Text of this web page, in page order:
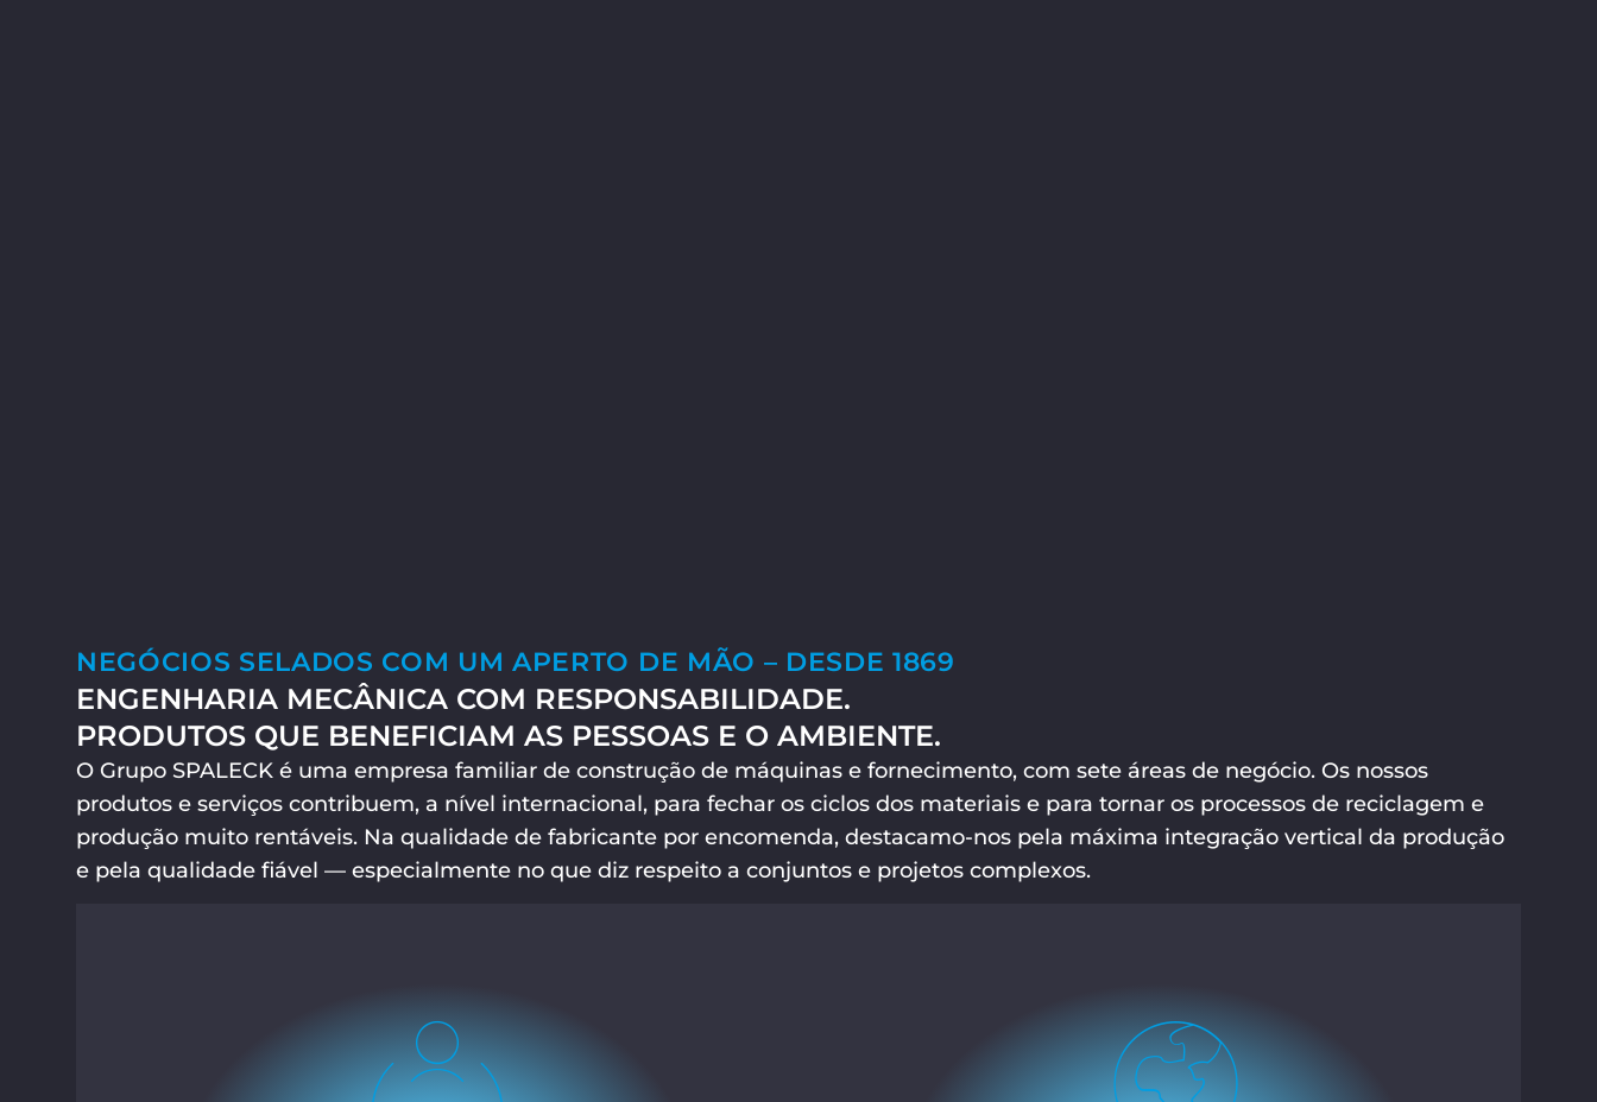
NEGÓCIOS SELADOS COM UM APERTO DE MÃO – DESDE 1869
ENGENHARIA MECÂNICA COM RESPONSABILIDADE.
PRODUTOS QUE BENEFICIAM AS PESSOAS E O AMBIENTE.
O Grupo SPALECK é uma empresa familiar de construção de máquinas e fornecimento, com sete áreas de negócio. Os nossos
produtos e serviços contribuem, a nível internacional, para fechar os ciclos dos materiais e para tornar os processos de reciclagem e
produção muito rentáveis. Na qualidade de fabricante por encomenda, destacamo-nos pela máxima integração vertical da produção
e pela qualidade fiável — especialmente no que diz respeito a conjuntos e projetos complexos.